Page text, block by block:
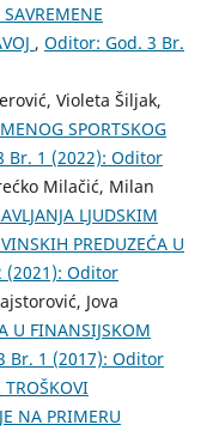
, Oditor: God. 3 Br.
Violeta Šiljak,
SPORTSKOG
Br. 1 (2022): Oditor
Milačić, Milan
LJUDSKIM
PREDUZEĆA U
(2021): Oditor
Jova
U FINANSIJSKOM
Br. 1 (2017): Oditor
NA PRIMERU